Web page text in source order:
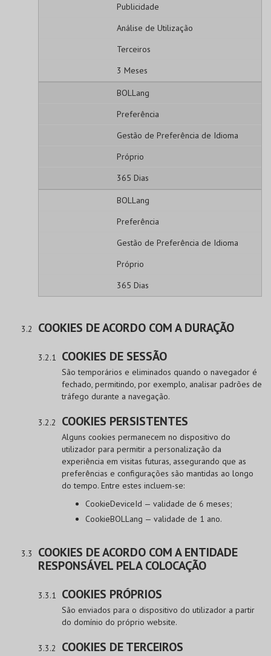
Publicidade
Análise de Utilização
Terceiros
3 Meses
BOLLang
Preferência
Gestão de Preferência de Idioma
Próprio
365 Dias
BOLLang
Preferência
Gestão de Preferência de Idioma
Próprio
365 Dias
COOKIES DE ACORDO COM A DURAÇÃO
COOKIES DE SESSÃO
São temporários e eliminados quando o navegador é
fechado, permitindo, por exemplo, analisar padrões de
tráfego durante a navegação.
COOKIES PERSISTENTES
Alguns cookies permanecem no dispositivo do
utilizador para permitir a personalização da
experiência em visitas futuras, assegurando que as
preferências e configurações são mantidas ao longo
do tempo. Entre estes incluem-se:
CookieDeviceId — validade de 6 meses;
CookieBOLLang — validade de 1 ano.
COOKIES DE ACORDO COM A ENTIDADE
RESPONSÁVEL PELA COLOCAÇÃO
COOKIES PRÓPRIOS
São enviados para o dispositivo do utilizador a partir
do domínio do próprio website.
COOKIES DE TERCEIROS